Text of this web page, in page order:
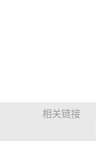
相关链接